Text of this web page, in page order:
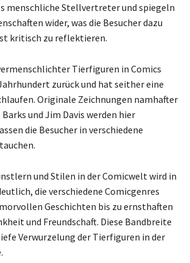
menschliche Stellvertreter und spiegeln
wider, was die Besucher dazu
kritisch zu reflektieren.
Tierfiguren in Comics
zurück und hat seither eine
Originale Zeichnungen namhafter
und Jim Davis werden hier
die Besucher in verschiedene
und Stilen in der Comicwelt wird in
die verschiedene Comicgenres
Geschichten bis zu ernsthaften
und Freundschaft. Diese Bandbreite
Verwurzelung der Tierfiguren in der